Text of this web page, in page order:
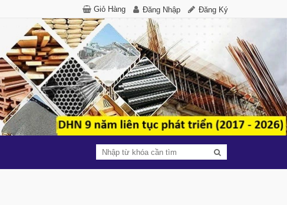
Giỏ Hàng Đăng Nhập Đăng Ký